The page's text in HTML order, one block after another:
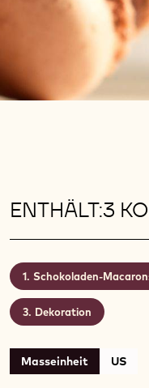
ENTHÄLT:3
Schokoladen-
Dekoration
Masseinheit US